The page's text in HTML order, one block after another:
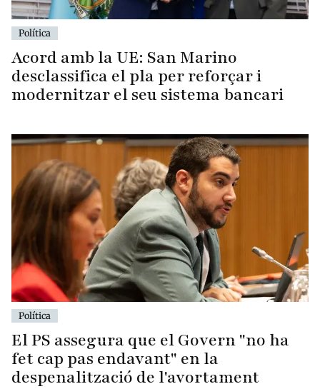
Política
Acord amb la UE: San Marino
desclassifica el pla per reforçar i
modernitzar el seu sistema bancari
Política
El PS assegura que el Govern "no ha
fet cap pas endavant" en la
despenalització de l'avortament